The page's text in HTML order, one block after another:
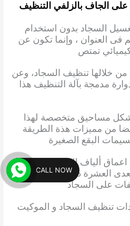
الجاف بالزلفي التنظيف
السجاد بدون استخدام
فى العنوان ، وإنما تكون عن
تمتص
من خلالها تنظيف السجاد، وعن
مدمجة بآلة التنظيف هذا
شكل مساحيق متخصصة لهذا
من مميزات هذة الطريقة
البقع الصغيرة
اعماق ألياف السجاد في فترة
العشرة دقائق وهي المدة
على السجاد
تنظيف السجاد و الموكيت
CALL NOW